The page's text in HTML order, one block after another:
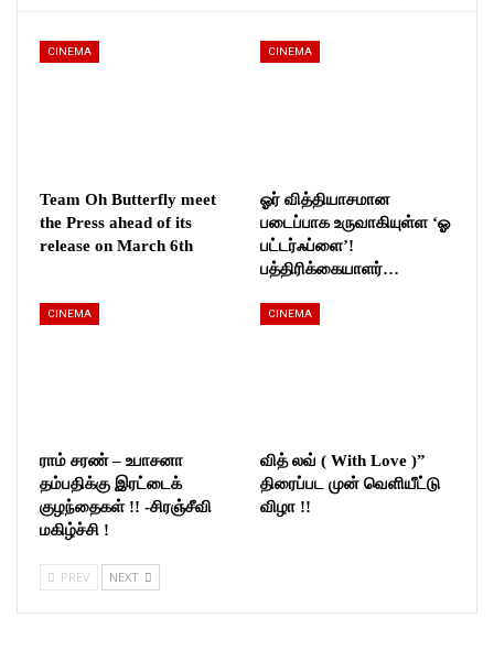
CINEMA
Team Oh Butterfly meet
the Press ahead of its
release on March 6th
CINEMA
ஓர் வித்தியாசமான
படைப்பாக உருவாகியுள்ள ‘ஓ
பட்டர்ஃப்ளை’!
பத்திரிக்கையாளர்…
CINEMA
ராம் சரண் – உபாசனா
தம்பதிக்கு இரட்டைக்
குழந்தைகள் !! -சிரஞ்சீவி
மகிழ்ச்சி !
CINEMA
வித் லவ் ( With Love )”
திரைப்பட முன் வெளியீட்டு
விழா !!
PREV NEXT